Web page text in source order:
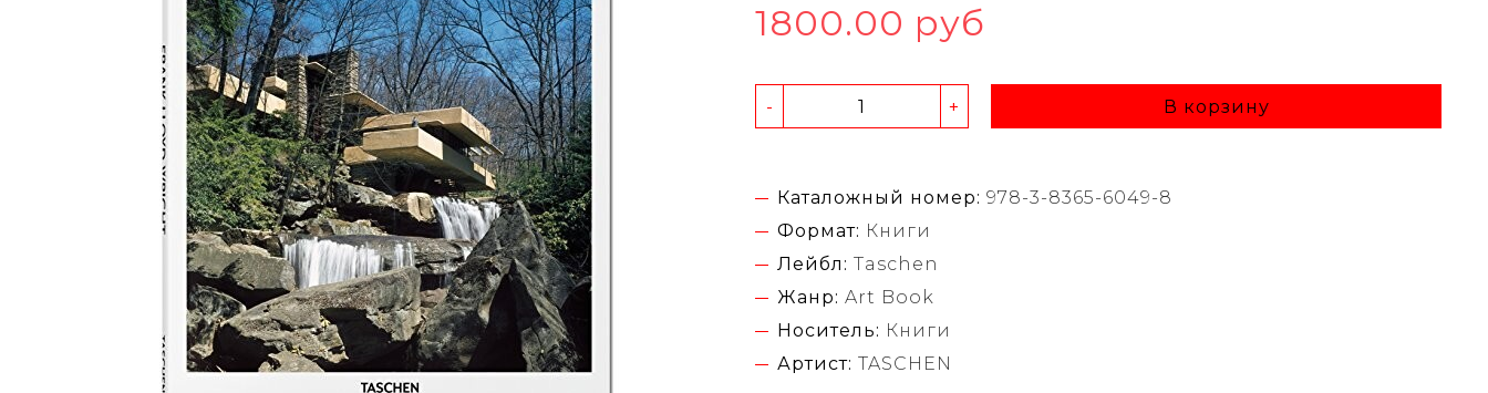
1800.00 руб
- + В корзину
Каталожный номер: 978-3-8365-6049-8
Формат: Книги
Лейбл: Taschen
Жанр: Art Book
Носитель: Книги
Артист: TASCHEN